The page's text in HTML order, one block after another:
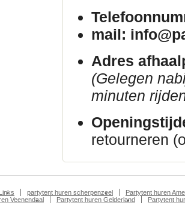
mail:
Adres
(Gelegen
minuten
retourneren
Links partytent huren scherpenzeel
Partytent huren
Veenendaal
Partytent huren Gelderland Partytent